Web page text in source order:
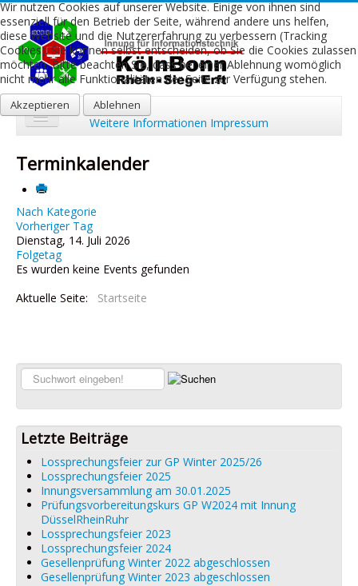
Über uns
Leistungen
Ausbildung
Fachbetriebe
Links
Impressum
Terminkalender
Nach Kategorie
Vorheriger Tag
Dienstag, 14. Juli 2026
Folgetag
Es wurden keine Events gefunden
Aktuelle Seite:
Startseite
Suchen...
Letzte Beiträge
Lossprechungsfeier zur GP Winter 2025/26
Lossprechungsfeier 2025
Innungsversammlung am 30.01.2025
Prüfungsvorbereitungskurs GP W2024 mit Innung
DüsselRheinRuhr
Lossprechungsfeier 2023
Lossprechungsfeier 2024
Gesellenprüfung Winter 2022 abgeschlossen
Gesellenprüfung Winter 2023 abgeschlossen
Wir nutzen Cookies auf unserer Website. Einige von ihnen sind
essenziell für den Betrieb der Seite, während andere uns helfen,
diese Website und die Nutzererfahrung zu verbessern (Tracking
Cookies). Sie können selbst entscheiden, ob Sie die Cookies zulassen
möchten. Bitte beachten Sie, dass bei einer Ablehnung womöglich
nicht mehr alle Funktionalitäten der Seite zur Verfügung stehen.
Akzeptieren Ablehnen
Weitere Informationen Impressum